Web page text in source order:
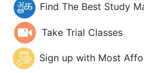
Find The Best Study
Take Trial Classes
Sign up with Most